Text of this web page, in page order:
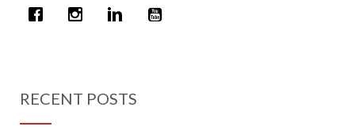
RECENT POSTS